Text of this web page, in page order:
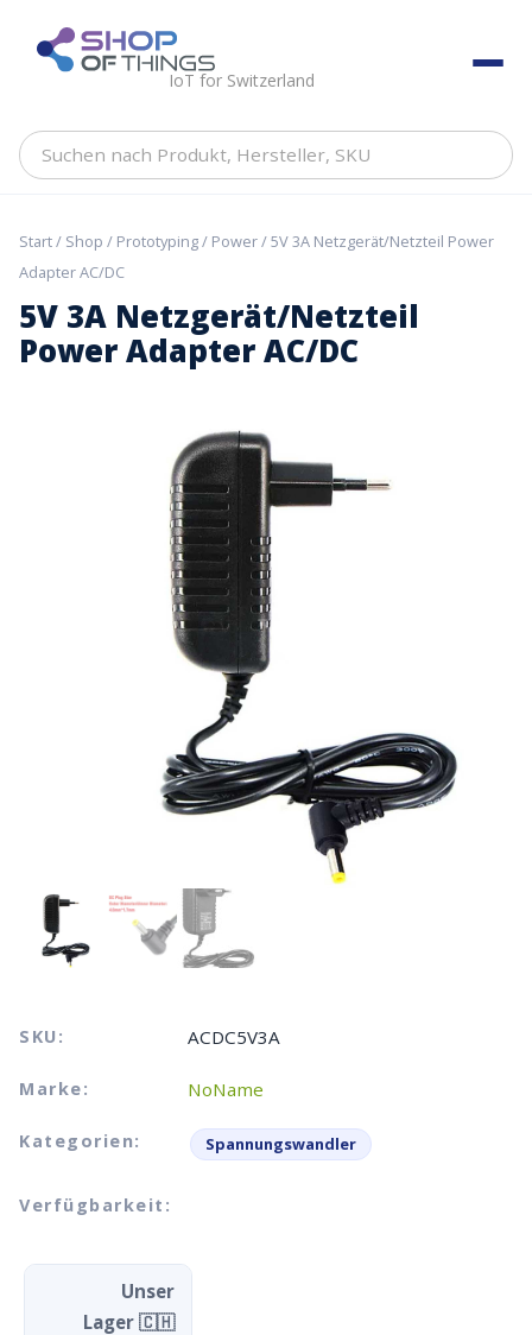
content ShopOfThings
IoT for Switzerland
Suchen
Hersteller,
Start/ Shop / Prototyping/ Power/ 5V 3A Netzgerät/Netzteil Power
Adapter AC/DC
5V 3A Netzgerät/Netzteil
Power Adapter AC/DC
SKU: ACDC5V3A
Marke: NoName
Kategorien: Spannungswandler
Verfügbarkeit:
Unser
Lager 🇨🇭